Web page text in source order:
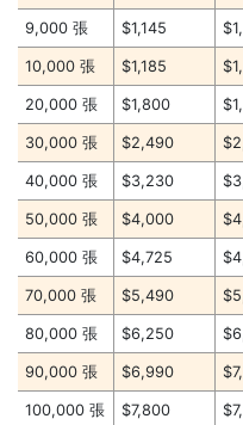
9,000 張 $1,145
10,000 張 $1,185
20,000 張 $1,800
30,000 張 $2,490
40,000 張 $3,230
50,000 張 $4,000
60,000 張 $4,725
70,000 張 $5,490
80,000 張 $6,250
90,000 張 $6,990
100,000 張 $7,800